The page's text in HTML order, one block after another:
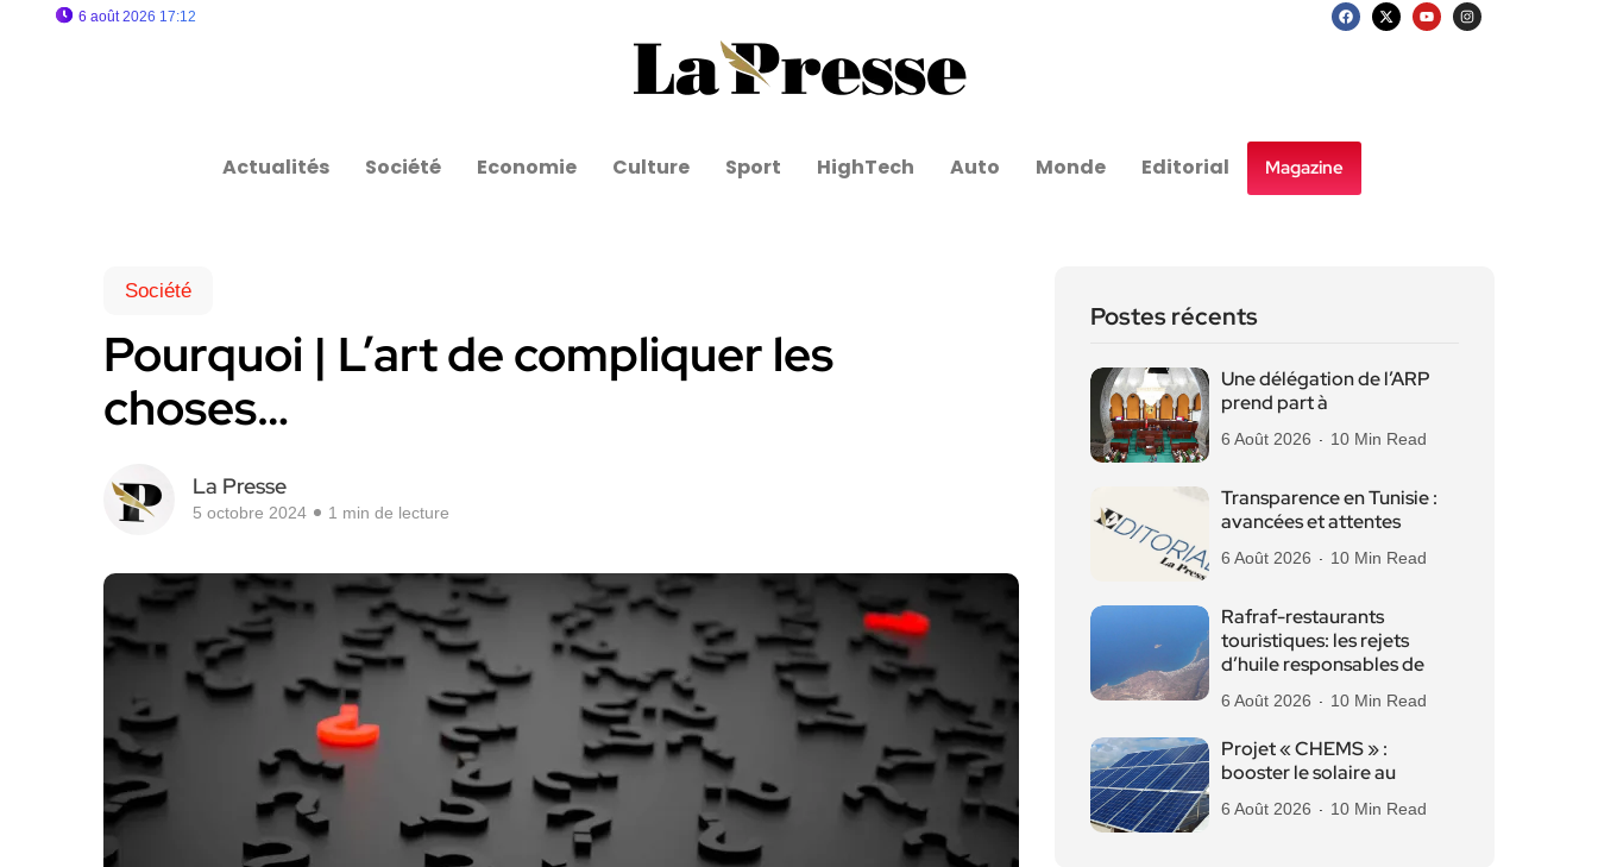
6 août 2026 17:12
Actualités Société Economie Culture Sport HighTech Auto Monde Editorial Magazine
Société
Pourquoi | L’art de compliquer les
choses…
La Presse
5 octobre 2024 1 min de lecture
Postes récents
Une délégation de l’ARP
prend part à
6 Août 2026 10 Min Read
Transparence en Tunisie :
avancées et attentes
6 Août 2026 10 Min Read
Rafraf-restaurants
touristiques: les rejets
d’huile responsables de
6 Août 2026 10 Min Read
Projet « CHEMS » :
booster le solaire au
6 Août 2026 10 Min Read